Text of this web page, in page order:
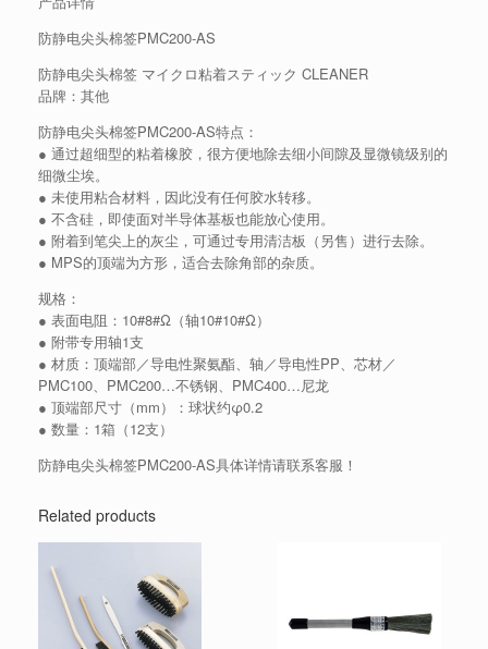
防静电尖头棉签PMC200-AS
防静电尖头棉签 マイクロ粘着スティック CLEANER
品牌：其他
防静电尖头棉签PMC200-AS特点：
● 通过超细型的粘着橡胶，很方便地除去细小间隙及显微镜级别的
细微尘埃。
● 未使用粘合材料，因此没有任何胶水转移。
● 不含硅，即使面对半导体基板也能放心使用。
● 附着到笔尖上的灰尘，可通过专用清洁板（另售）进行去除。
● MPS的顶端为方形，适合去除角部的杂质。
规格：
● 表面电阻：10#8#Ω（轴10#10#Ω）
● 附带专用轴1支
● 材质：顶端部／导电性聚氨酯、轴／导电性PP、芯材／
PMC100、PMC200…不锈钢、PMC400…尼龙
● 顶端部尺寸（mm）：球状约φ0.2
● 数量：1箱（12支）
防静电尖头棉签PMC200-AS具体详情请联系客服！
Related products